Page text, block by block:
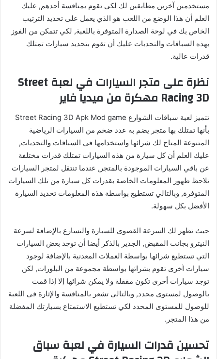
مستخدمين آخرين مطابقين لك لكي تقوم بمنافسة أحدهم, عليك
العلم أن هذا الوضع من اللعب هو الذي يعمل على تحديد الترتيب
الخاص بك في لوحة الصدارة المتوفرة باللعبة, لكي تتمكن من الفوز
بهذه السباقات والتحديات عليك أن تقوم بتحديد سيارات تمتلك
قدرات عالية.
نظرة على متجر السيارات في لعبة Street
Racing 3D مهكرة من ميديا فاير
تتميز لعبة سباقات الشوارع Street Racing 3D Apk Mod game
بأنها تمتلك بها متجر يضم به عدد ضخم من السيارات الرياضية
المتنوعة المتاح لك شرائها واستخدامها في السباقات والتحديات,
عليك العلم أن كل سيارة من هذه السيارات تمتلك قدرات مختلفة
عن باقي السيارات الموجودة بالمتجر, عندما تنتقل لمتجر السيارات
تلاحظ ظهور المعلومات الخاصة بقدرات كل سيارة من تلك السيارات
المتوفرة, وبالتالي تستطيع بواسطة هذه المعلومات تحديد السيارة
الأفضل بكل سهولة.
حيث تظهر لك السرعة القصوى للسيارة والتسارع بالإضافة لسرعة
النيترو بجانب المقبض, الجدير بالذكر أيضا أن توجد بعض السيارات
التي تستطيع شرائها بواسطة العملات المعدنية بالإضافة لوجود
سيارات أخرى تقوم بشرائها بواسطة مجموعة من البلورات, لكن
توجد سيارات أخرى تكون مقفلة ولا يمكن شرائها إلا إذا قمت
بالوصول لمستوى محدد, وبالتالي تشعر بالمنافسة والإثارة في اللعبة
للوصول للمستوى المحدد لكي تستطيع الاستمتاع بسيارتك المفضلة
من هذا المتجر.
تحسين قدرات السيارة في لعبة سباق